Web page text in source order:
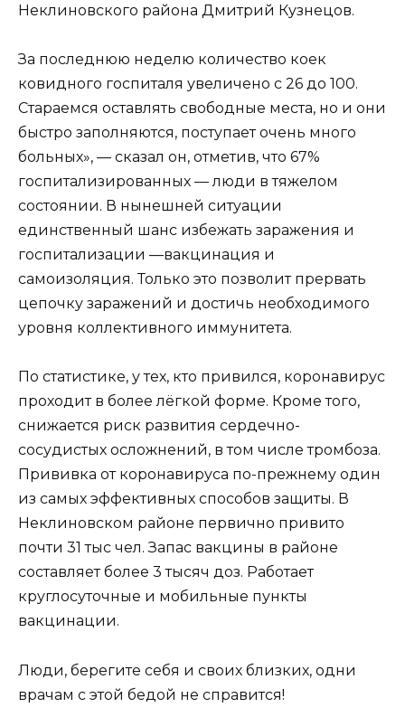
Неклиновского района Дмитрий Кузнецов.
За последнюю неделю количество коек
ковидного госпиталя увеличено с 26 до 100.
Стараемся оставлять свободные места, но и они
быстро заполняются, поступает очень много
больных», — сказал он, отметив, что 67%
госпитализированных — люди в тяжелом
состоянии. В нынешней ситуации
единственный шанс избежать заражения и
госпитализации —вакцинация и
самоизоляция. Только это позволит прервать
цепочку заражений и достичь необходимого
уровня коллективного иммунитета.
По статистике, у тех, кто привился, коронавирус
проходит в более лёгкой форме. Кроме того,
снижается риск развития сердечно-
сосудистых осложнений, в том числе тромбоза.
Прививка от коронавируса по-прежнему один
из самых эффективных способов защиты. В
Неклиновском районе первично привито
почти 31 тыс чел. Запас вакцины в районе
составляет более 3 тысяч доз. Работает
круглосуточные и мобильные пункты
вакцинации.
Люди, берегите себя и своих близких, одни
врачам с этой бедой не справится!